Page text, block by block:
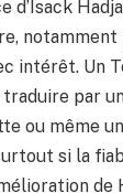
d’Isack
intérêt. Un
par
ou même
si la